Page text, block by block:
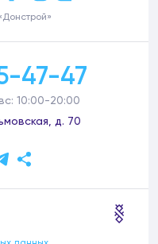
47-47
10:00-20:00
д. 70